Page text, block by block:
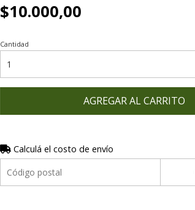
$10.000,00
Cantidad
AGREGAR AL CARRITO
Calculá el costo de envío